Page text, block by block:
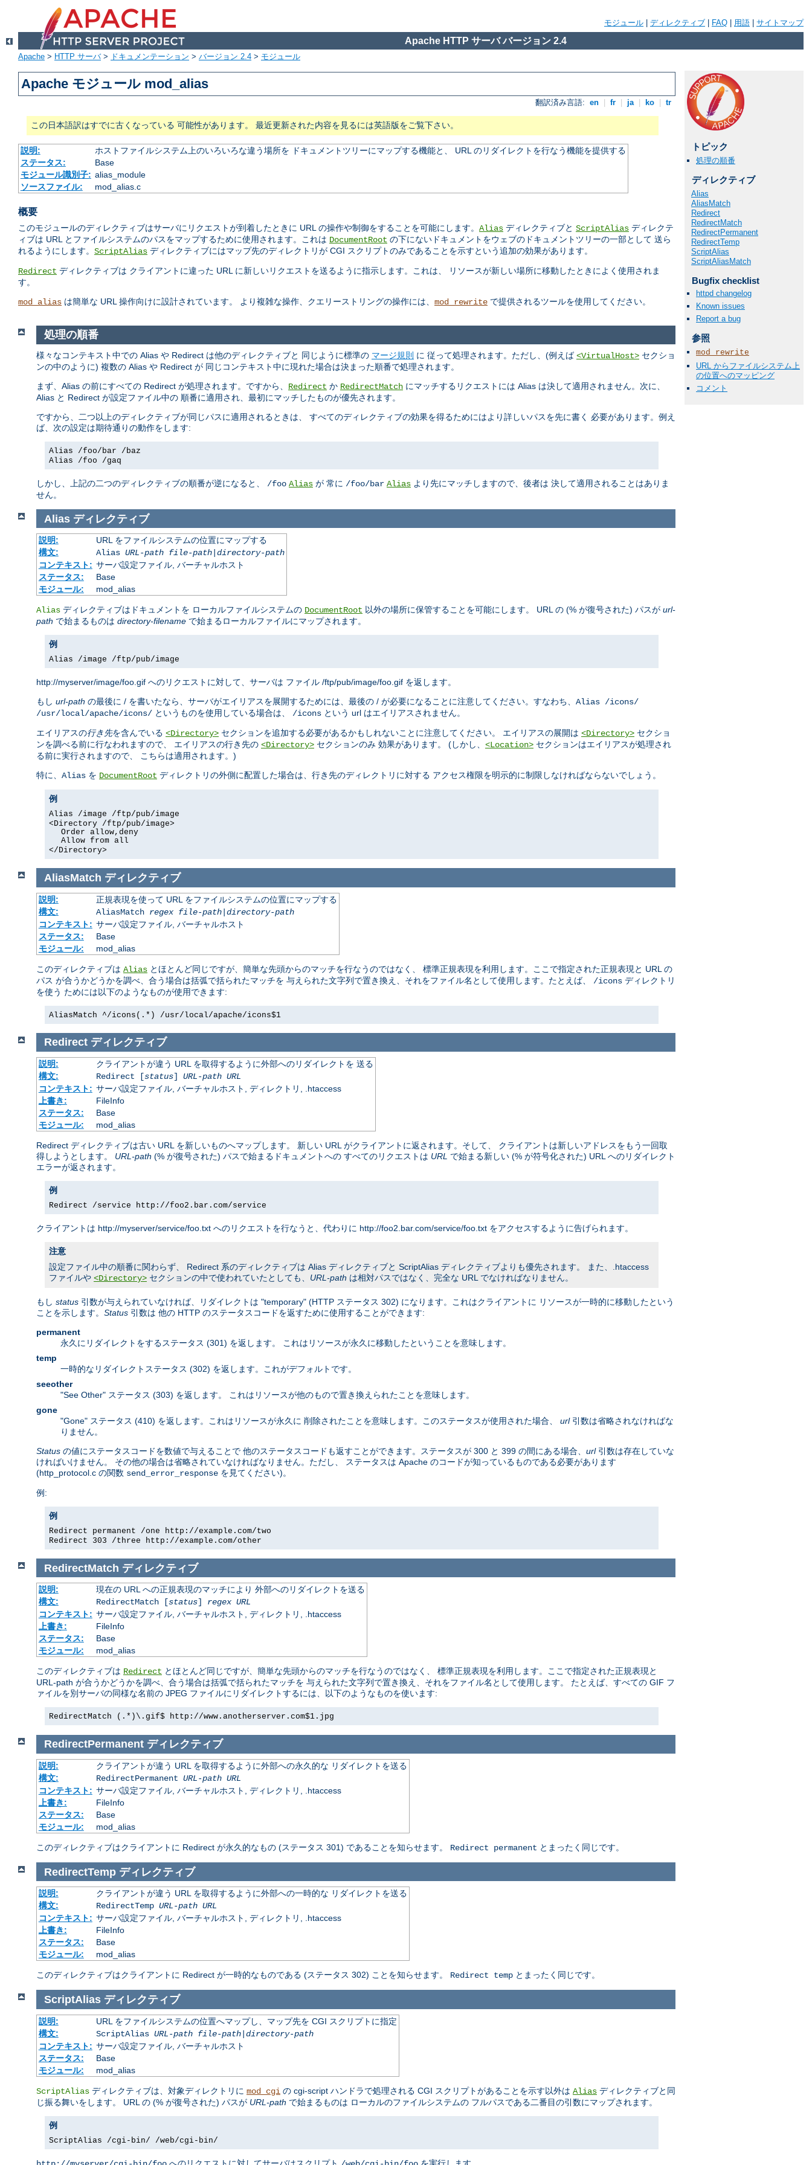
モジュール ディレクティブ FAQ 用語 サイトマップ
Apache HTTP サーバ バージョン 2.4
Apache > HTTP サーバ> ドキュメンテーション > バージョン 2.4 > モジュール
Apache モジュール mod_alias
翻訳済み言語: en fr ja ko tr
この日本語訳はすでに古くなっている 可能性があります。 最近更新された内容を見るには英語版をご覧下さい。
説明:
ホストファイルシステム上のいろいろな違う場所を ドキュメントツリーにマップする機能と、 URL のリダイレクトを行なう機能を提供する
ステータス:
Base
モジュール識別子: alias_module
ソースファイル:
mod_alias.c
概要
このモジュールのディレクティブはサーバにリクエストが到着したときに URL の操作や制御をすることを可能にします。 Alias ディレクティブと ScriptAlias ディレクテ
ィブは URL とファイルシステムのパスをマップするために使用されます。これは DocumentRoot の下にないドキュメントをウェブのドキュメントツリーの一部として 送ら
れるようにします。 ScriptAlias ディレクティブにはマップ先のディレクトリが CGI スクリプトのみであることを示すという追加の効果があります。
Redirect ディレクティブは クライアントに違った URL に新しいリクエストを送るように指示します。これは、 リソースが新しい場所に移動したときによく使用されま
す。
mod_alias は簡単な URL 操作向けに設計されています。 より複雑な操作、クエリーストリングの操作には、 mod_rewrite で提供されるツールを使用してください。
トピック
処理の順番
ディレクティブ
Alias
AliasMatch
Redirect
RedirectMatch
RedirectPermanent
RedirectTemp
ScriptAlias
ScriptAliasMatch
Bugfix checklist
httpd changelog
Known issues
Report a bug
参照
mod_rewrite
URL からファイルシステム上
の位置へのマッピング
コメント
処理の順番
様々なコンテキスト中での Alias や Redirect は他のディレクティブと 同じように標準の マージ規則 に 従って処理されます。ただし、(例えば<VirtualHost> セクショ
ンの中のように) 複数の Alias や Redirect が 同じコンテキスト中に現れた場合は決まった順番で処理されます。
まず、Alias の前にすべての Redirect が処理されます。ですから、 Redirect か RedirectMatch にマッチするリクエストには Alias は決して適用されません。次に、
Alias と Redirect が設定ファイル中の 順番に適用され、最初にマッチしたものが優先されます。
ですから、二つ以上のディレクティブが同じパスに適用されるときは、 すべてのディレクティブの効果を得るためにはより詳しいパスを先に書く 必要があります。例え
ば、次の設定は期待通りの動作をします:
Alias /foo/bar /baz
Alias /foo /gaq
しかし、上記の二つのディレクティブの順番が逆になると、 /foo Alias が 常に /foo/bar Alias より先にマッチしますので、後者は 決して適用されることはありま
せん。
Alias ディレクティブ
説明:
URL をファイルシステムの位置にマップする
構文:
Alias URL-path file-path| directory-path
コンテキスト: サーバ設定ファイル, バーチャルホスト
ステータス:
Base
モジュール:
mod_alias
Alias ディレクティブはドキュメントを ローカルファイルシステムの DocumentRoot 以外の場所に保管することを可能にします。 URL の (% が復号された) パスが url-
path で始まるものは directory-filename で始まるローカルファイルにマップされます。
例
Alias /image /ftp/pub/image
http://myserver/image/foo.gif へのリクエストに対して、サーバは ファイル /ftp/pub/image/foo.gif を返します。
もし url-path の最後に / を書いたなら、サーバがエイリアスを展開するためには、最後の / が必要になることに注意してください。すなわち、 Alias /icons/
/usr/local/apache/icons/ というものを使用している場合は、 /icons という url はエイリアスされません。
エイリアスの行き先を含んでいる <Directory> セクションを追加する必要があるかもしれないことに注意してください。 エイリアスの展開は <Directory> セクショ
ンを調べる前に行なわれますので、 エイリアスの行き先の <Directory> セクションのみ 効果があります。 (しかし、 <Location> セクションはエイリアスが処理され
る前に実行されますので、 こちらは適用されます。)
特に、 Alias を DocumentRoot ディレクトリの外側に配置した場合は、行き先のディレクトリに対する アクセス権限を明示的に制限しなければならないでしょう。
例
Alias /image /ftp/pub/image
<Directory /ftp/pub/image>
Order allow,deny
Allow from all
</Directory>
AliasMatch ディレクティブ
説明:
正規表現を使って URL をファイルシステムの位置にマップする
構文:
AliasMatch regex file-path| directory-path
コンテキスト: サーバ設定ファイル, バーチャルホスト
ステータス:
Base
モジュール:
mod_alias
このディレクティブは Alias とほとんど同じですが、簡単な先頭からのマッチを行なうのではなく、 標準正規表現を利用します。ここで指定された正規表現と URL の
パス が合うかどうかを調べ、合う場合は括弧で括られたマッチを 与えられた文字列で置き換え、それをファイル名として使用します。たとえば、 /icons ディレクトリ
を使う ためには以下のようなものが使用できます:
AliasMatch ^/icons(.*) /usr/local/apache/icons$1
Redirect ディレクティブ
説明:
クライアントが違う URL を取得するように外部へのリダイレクトを 送る
構文:
Redirect [status] URL-path URL
コンテキスト: サーバ設定ファイル, バーチャルホスト, ディレクトリ, .htaccess
上書き:
FileInfo
ステータス:
Base
モジュール:
mod_alias
Redirect ディレクティブは古い URL を新しいものへマップします。 新しい URL がクライアントに返されます。そして、 クライアントは新しいアドレスをもう一回取
得しようとします。 URL-path (% が復号された) パスで始まるドキュメントへの すべてのリクエストは URL で始まる新しい (% が符号化された) URL へのリダイレクト
エラーが返されます。
例
Redirect /service http://foo2.bar.com/service
クライアントは http://myserver/service/foo.txt へのリクエストを行なうと、代わりに http://foo2.bar.com/service/foo.txt をアクセスするように告げられます。
注意
設定ファイル中の順番に関わらず、 Redirect 系のディレクティブは Alias ディレクティブと ScriptAlias ディレクティブよりも優先されます。 また、.htaccess
ファイルや <Directory> セクションの中で使われていたとしても、 URL-path は相対パスではなく、完全な URL でなければなりません。
もし status 引数が与えられていなければ、リダイレクトは "temporary" (HTTP ステータス 302) になります。これはクライアントに リソースが一時的に移動したという
ことを示します。 Status 引数は 他の HTTP のステータスコードを返すために使用することができます:
permanent
永久にリダイレクトをするステータス (301) を返します。 これはリソースが永久に移動したということを意味します。
temp
一時的なリダイレクトステータス (302) を返します。これがデフォルトです。
seeother
"See Other" ステータス (303) を返します。 これはリソースが他のもので置き換えられたことを意味します。
gone
"Gone" ステータス (410) を返します。これはリソースが永久に 削除されたことを意味します。このステータスが使用された場合、 url引数は省略されなければな
りません。
Status の値にステータスコードを数値で与えることで 他のステータスコードも返すことができます。ステータスが 300 と 399 の間にある場合、 url引数は存在していな
ければいけません。 その他の場合は省略されていなければなりません。ただし、 ステータスは Apache のコードが知っているものである必要があります
(http_protocol.c の関数 send_error_response を見てください)。
例:
例
Redirect permanent /one http://example.com/two
Redirect 303 /three http://example.com/other
RedirectMatch ディレクティブ
説明:
現在の URL への正規表現のマッチにより 外部へのリダイレクトを送る
構文:
RedirectMatch [status] regex URL
コンテキスト: サーバ設定ファイル, バーチャルホスト, ディレクトリ, .htaccess
上書き:
FileInfo
ステータス:
Base
モジュール:
mod_alias
このディレクティブは Redirect とほとんど同じですが、簡単な先頭からのマッチを行なうのではなく、 標準正規表現を利用します。ここで指定された正規表現と
URL-path が合うかどうかを調べ、合う場合は括弧で括られたマッチを 与えられた文字列で置き換え、それをファイル名として使用します。 たとえば、すべての GIF フ
ァイルを別サーバの同様な名前の JPEG ファイルにリダイレクトするには、以下のようなものを使います:
RedirectMatch (.*)\.gif$ http://www.anotherserver.com$1.jpg
RedirectPermanent ディレクティブ
説明:
クライアントが違う URL を取得するように外部への永久的な リダイレクトを送る
構文:
RedirectPermanent URL-path URL
コンテキスト: サーバ設定ファイル, バーチャルホスト, ディレクトリ, .htaccess
上書き:
FileInfo
ステータス:
Base
モジュール:
mod_alias
このディレクティブはクライアントに Redirect が永久的なもの (ステータス 301) であることを知らせます。 Redirect permanent とまったく同じです。
RedirectTemp ディレクティブ
説明:
クライアントが違う URL を取得するように外部への一時的な リダイレクトを送る
構文:
RedirectTemp URL-path URL
コンテキスト: サーバ設定ファイル, バーチャルホスト, ディレクトリ, .htaccess
上書き:
FileInfo
ステータス:
Base
モジュール:
mod_alias
このディレクティブはクライアントに Redirect が一時的なものである (ステータス 302) ことを知らせます。 Redirect temp とまったく同じです。
ScriptAlias ディレクティブ
説明:
URL をファイルシステムの位置へマップし、マップ先を CGI スクリプトに指定
構文:
ScriptAlias URL-path file-path|directory-path
コンテキスト: サーバ設定ファイル, バーチャルホスト
ステータス:
Base
モジュール:
mod_alias
ScriptAlias ディレクティブは、対象ディレクトリに mod_cgi の cgi-script ハンドラで処理される CGI スクリプトがあることを示す以外は Alias ディレクティブと同
じ振る舞いをします。 URL の (% が復号された) パスが URL-path で始まるものは ローカルのファイルシステムの フルパスである二番目の引数にマップされます。
例
ScriptAlias /cgi-bin/ /web/cgi-bin/
へのリクエストに対してサーバはスクリプト を実行します。